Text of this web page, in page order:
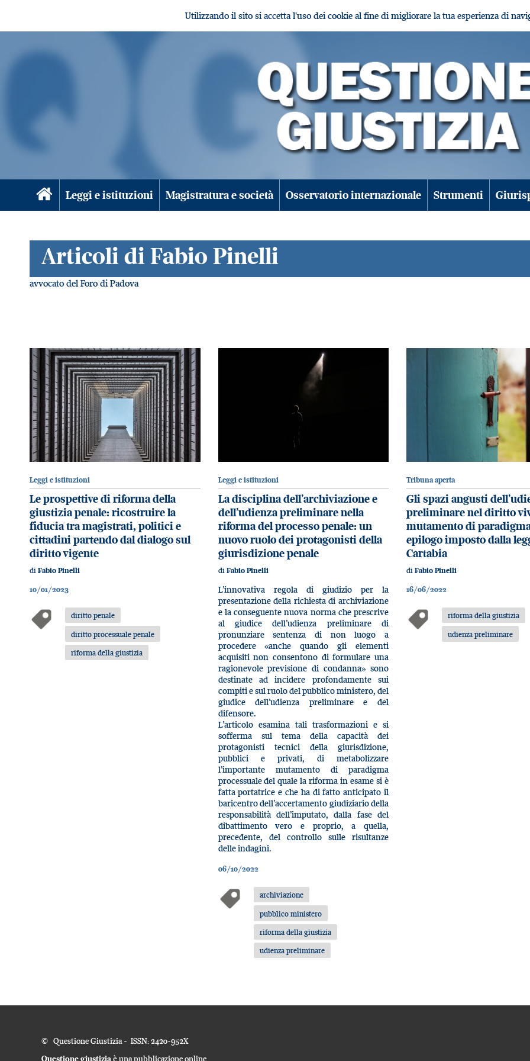
Utilizzando il sito si accetta l'uso dei cookie al fine di migliorare la tua esperienza di
Leggi e istituzioni Magistratura e società Osservatorio internazionale Strumenti
Articoli di Fabio Pinelli
avvocato del Foro di Padova
Leggi e istituzioni
Le prospettive di riforma della
giustizia penale: ricostruire la
fiducia tra magistrati, politici e
cittadini partendo dal dialogo sul
diritto vigente
di Fabio Pinelli
10/01/2023
diritto penale
diritto processuale penale
riforma della giustizia
Leggi e istituzioni
La disciplina dell’archiviazione e
dell’udienza preliminare nella
riforma del processo penale: un
nuovo ruolo dei protagonisti della
giurisdizione penale
di Fabio Pinelli
L’innovativa regola di giudizio per la
presentazione della richiesta di archiviazione
e la conseguente nuova norma che prescrive
al giudice dell’udienza preliminare di
pronunziare sentenza di non luogo a
procedere «anche quando gli elementi
acquisiti non consentono di formulare una
ragionevole previsione di condanna» sono
destinate ad incidere profondamente sui
compiti e sul ruolo del pubblico ministero, del
giudice dell’udienza preliminare e del
difensore.
L’articolo esamina tali trasformazioni e si
sofferma sul tema della capacità dei
protagonisti tecnici della giurisdizione,
pubblici e privati, di metabolizzare
l’importante mutamento di paradigma
processuale del quale la riforma in esame si è
fatta portatrice e che ha di fatto anticipato il
baricentro dell’accertamento giudiziario della
responsabilità dell’imputato, dalla fase del
dibattimento vero e proprio, a quella,
precedente, del controllo sulle risultanze
delle indagini.
06/10/2022
archiviazione
pubblico ministero
riforma della giustizia
udienza preliminare
Tribuna aperta
Gli spazi angusti
preliminare nel diritto
mutamento di
epilogo imposto dalla
Cartabia
di Fabio Pinelli
16/06/2022
riforma della giustizia
udienza preliminare
© Questione Giustizia - ISSN: 2420-952X
Questione giustizia è una pubblicazione online